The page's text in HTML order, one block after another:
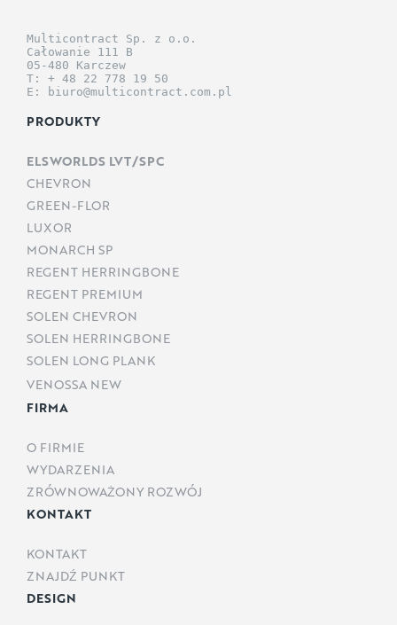
Multicontract Sp. z o.o.
Całowanie 111 B
05-480 Karczew
T: + 48 22 778 19 50
E: biuro@multicontract.com.pl
PRODUKTY
ELSWORLDS LVT/SPC
CHEVRON
GREEN-FLOR
LUXOR
MONARCH SP
REGENT HERRINGBONE
REGENT PREMIUM
SOLEN CHEVRON
SOLEN HERRINGBONE
SOLEN LONG PLANK
VENOSSA NEW
FIRMA
O FIRMIE
WYDARZENIA
ZRÓWNOWAŻONY ROZWÓJ
KONTAKT
KONTAKT
ZNAJDŹ PUNKT
DESIGN